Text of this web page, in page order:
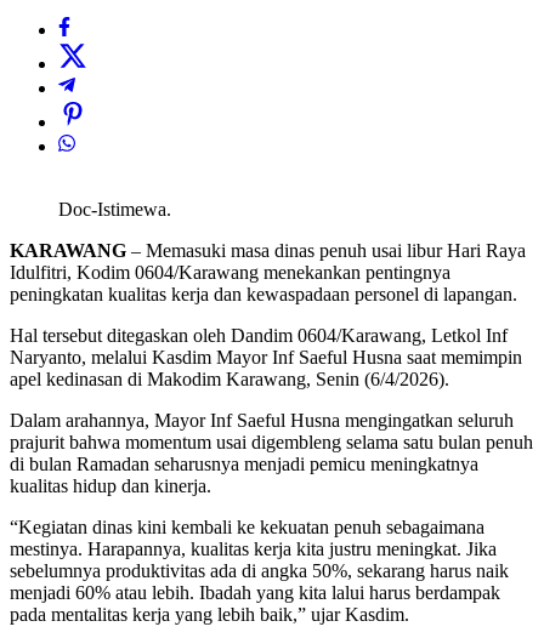
Doc-Istimewa.
KARAWANG – Memasuki masa dinas penuh usai libur Hari Raya
Idulfitri, Kodim 0604/Karawang menekankan pentingnya
peningkatan kualitas kerja dan kewaspadaan personel di lapangan.
Hal tersebut ditegaskan oleh Dandim 0604/Karawang, Letkol Inf
Naryanto, melalui Kasdim Mayor Inf Saeful Husna saat memimpin
apel kedinasan di Makodim Karawang, Senin (6/4/2026).
Dalam arahannya, Mayor Inf Saeful Husna mengingatkan seluruh
prajurit bahwa momentum usai digembleng selama satu bulan penuh
di bulan Ramadan seharusnya menjadi pemicu meningkatnya
kualitas hidup dan kinerja.
“Kegiatan dinas kini kembali ke kekuatan penuh sebagaimana
mestinya. Harapannya, kualitas kerja kita justru meningkat. Jika
sebelumnya produktivitas ada di angka 50%, sekarang harus naik
menjadi 60% atau lebih. Ibadah yang kita lalui harus berdampak
pada mentalitas kerja yang lebih baik,” ujar Kasdim.